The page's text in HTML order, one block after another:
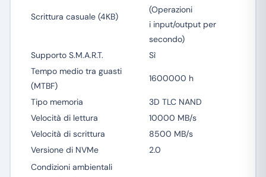
Scrittura casuale (4KB)
(Operazioni
i input/output per
secondo)
Supporto S.M.A.R.T.
Sì
Tempo medio tra guasti
(MTBF)
1600000 h
Tipo memoria
3D TLC NAND
Velocità di lettura
10000 MB/s
Velocità di scrittura
8500 MB/s
Versione di NVMe
2.0
Condizioni ambientali